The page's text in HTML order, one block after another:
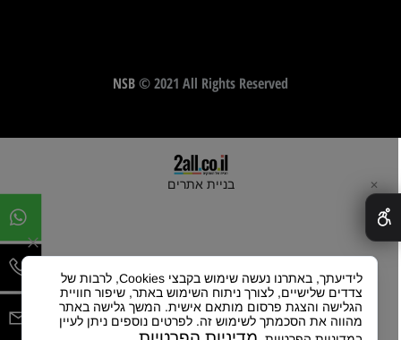
NSB© 2021 All Rights Reserved
בניית אתרים ✕
לידיעתך, באתרנו נעשה שימוש בקבצי Cookies, לרבות של
צדדים שלישיים, לצורך ניתוח השימוש באתר, שיפור חוויית
הגלישה והצגת פרסום מותאם אישית. המשך גלישה באתר
מהווה את הסכמתך לשימוש זה. לפרטים נוספים ניתן לעיין